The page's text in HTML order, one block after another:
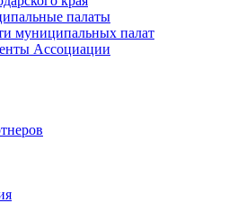
палаты
муниципальных палат
Ассоциации